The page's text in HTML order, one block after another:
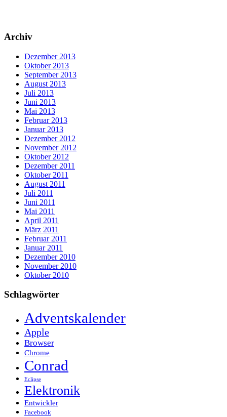
Archiv
Dezember 2013
Oktober 2013
September 2013
August 2013
Juli 2013
Juni 2013
Mai 2013
Februar 2013
Januar 2013
Dezember 2012
November 2012
Oktober 2012
Dezember 2011
Oktober 2011
August 2011
Juli 2011
Juni 2011
Mai 2011
April 2011
März 2011
Februar 2011
Januar 2011
Dezember 2010
November 2010
Oktober 2010
Schlagwörter
Adventskalender
Apple
Browser
Chrome
Conrad
Eclipse
Elektronik
Entwickler
Facebook